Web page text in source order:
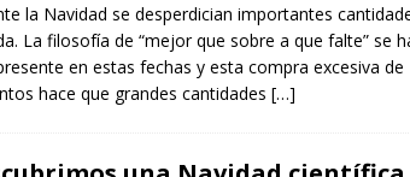
la Navidad se desperdician importantes
La filosofía de “mejor que sobre a que falte” se
en estas fechas y esta compra excesiva de
hace que grandes cantidades […]